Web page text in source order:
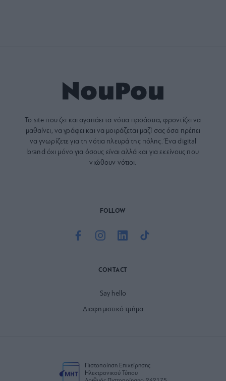
Το site που ζει και αγαπάει τα νότια προάστια, φροντίζει να
μαθαίνει, να γράφει και να μοιράζεται μαζί σας όσα πρέπει
να γνωρίζετε για τη νότια πλευρά της πόλης. Ένα digital
brand όχι μόνο για όσους είναι αλλά και για εκείνους που
νιώθουν νότιοι.
FOLLOW
CONTACT
Say hello
Διαφημιστικό τμήμα
Πιστοποίηση Επιχείρησης
Ηλεκτρονικού Τύπου